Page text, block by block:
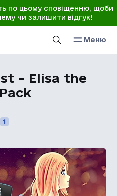
по цьому сповіщенню, щоби
чи залишити відгук!
Меню
- Elisa the
1